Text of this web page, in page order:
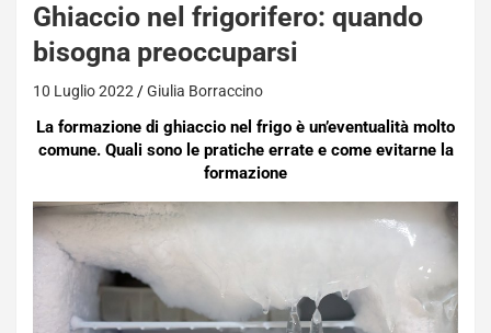
Ghiaccio nel frigorifero: quando
bisogna preoccuparsi
10 Luglio 2022 Giulia Borraccino
La formazione di ghiaccio nel frigo è un’eventualità molto
comune. Quali sono le pratiche errate e come evitarne la
formazione